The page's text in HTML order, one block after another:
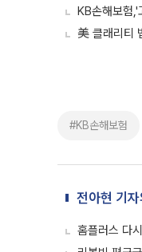
KB손해보험,'
美 클래리티
#KB손해보험
전아현 기
홈플러스 다